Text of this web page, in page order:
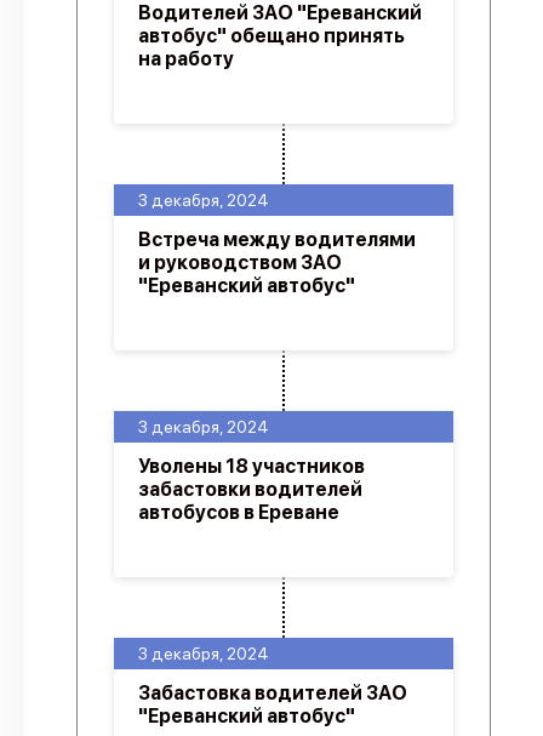
3 декабря, 2024
Забастовка водителей ЗАО
"Ереванский автобус"
3 декабря, 2024
Уволены 18 участников
забастовки водителей
автобусов в Ереване
3 декабря, 2024
Встреча между водителями
и руководством ЗАО
"Ереванский автобус"
Водителей ЗАО "Ереванский
автобус" обещано принять
на работу